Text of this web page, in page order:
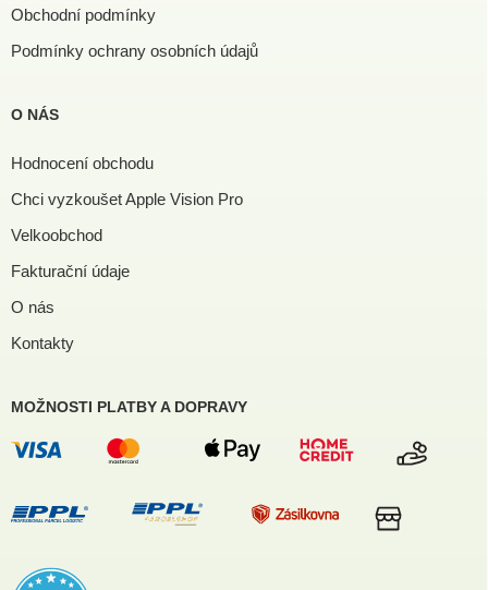
Obchodní podmínky
Podmínky ochrany osobních údajů
O NÁS
Hodnocení obchodu
Chci vyzkoušet Apple Vision Pro
Velkoobchod
Fakturační údaje
O nás
Kontakty
MOŽNOSTI PLATBY A DOPRAVY